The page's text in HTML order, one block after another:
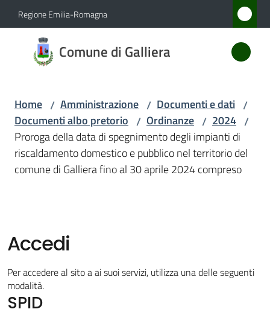
Vai al contenuto
Vai alla navigazione
Vai al footer
Regione Emilia-Romagna
Comune di Galliera
Comune
di
Amministrazione
Menu selezionato
Novità
Vivere
Galliera
Home / Amministrazione / Documenti e dati /
Documenti albo pretorio / Ordinanze / 2024 /
Proroga della data di spegnimento degli impianti di
riscaldamento domestico e pubblico nel territorio del
comune di Galliera fino al 30 aprile 2024 compreso
Accedi
Per accedere al sito a ai suoi servizi, utilizza una delle seguenti
modalità.
SPID